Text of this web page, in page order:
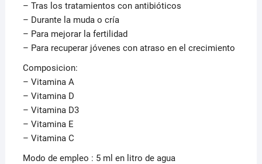
– Tras los tratamientos con antibióticos
– Durante la muda o cría
– Para mejorar la fertilidad
– Para recuperar jóvenes con atraso en el crecimiento
Composicion:
– Vitamina A
– Vitamina D
– Vitamina D3
– Vitamina E
– Vitamina C
Modo de empleo : 5 ml en litro de agua